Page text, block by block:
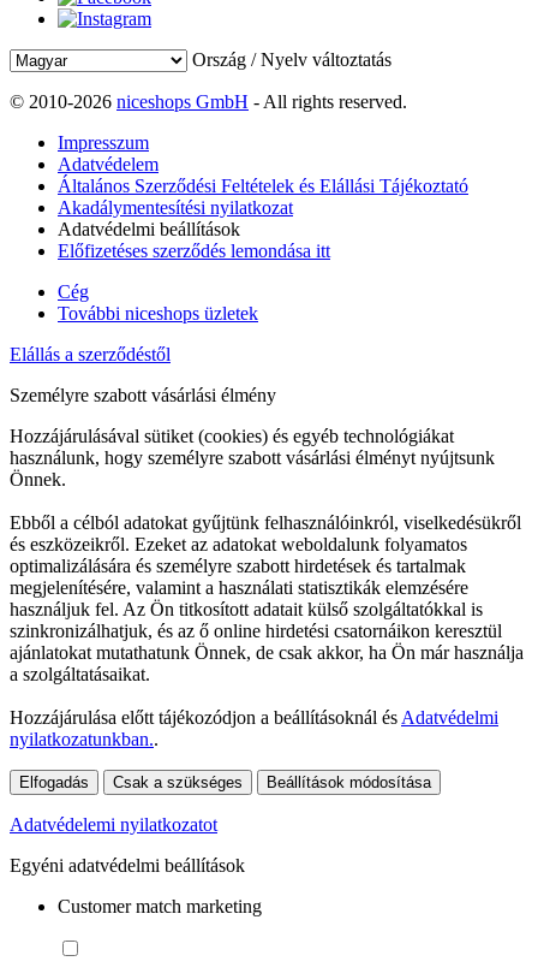
Ország / Nyelv változtatás
© 2010-2026 niceshops GmbH - All rights reserved.
Impresszum
Adatvédelem
Általános Szerződési Feltételek és Elállási Tájékoztató
Akadálymentesítési nyilatkozat
Adatvédelmi beállítások
Előfizetéses szerződés lemondása itt
Cég
További niceshops üzletek
Elállás a szerződéstől
Személyre szabott vásárlási élmény
Hozzájárulásával sütiket (cookies) és egyéb technológiákat
használunk, hogy személyre szabott vásárlási élményt nyújtsunk
Önnek.
Ebből a célból adatokat gyűjtünk felhasználóinkról, viselkedésükről
és eszközeikről. Ezeket az adatokat weboldalunk folyamatos
optimalizálására és személyre szabott hirdetések és tartalmak
megjelenítésére, valamint a használati statisztikák elemzésére
használjuk fel. Az Ön titkosított adatait külső szolgáltatókkal is
szinkronizálhatjuk, és az ő online hirdetési csatornáikon keresztül
ajánlatokat mutathatunk Önnek, de csak akkor, ha Ön már használja
a szolgáltatásaikat.
Hozzájárulása előtt tájékozódjon a beállításoknál és Adatvédelmi
nyilatkozatunkban..
Elfogadás Csak a szükséges Beállítások módosítása
Adatvédelemi nyilatkozatot
Egyéni adatvédelmi beállítások
Customer match marketing